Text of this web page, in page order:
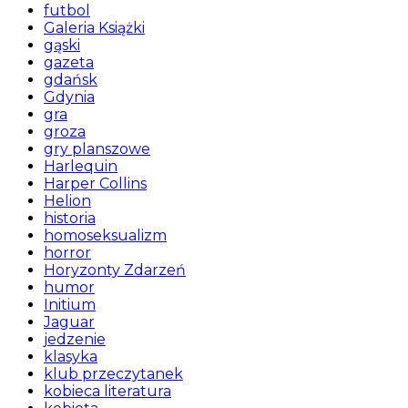
futbol
Galeria Książki
gąski
gazeta
gdańsk
Gdynia
gra
groza
gry planszowe
Harlequin
Harper Collins
Helion
historia
homoseksualizm
horror
Horyzonty Zdarzeń
humor
Initium
Jaguar
jedzenie
klasyka
klub przeczytanek
kobieca literatura